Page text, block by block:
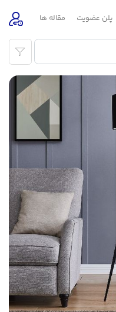
پلن عضویت مقاله ها